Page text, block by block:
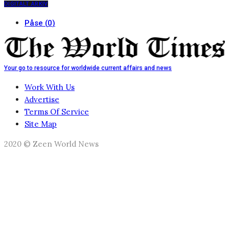
DIGITALT ARKIV
Påse (0)
Your go to resource for worldwide current affairs and news
Work With Us
Advertise
Terms Of Service
Site Map
2020 © Zeen World News